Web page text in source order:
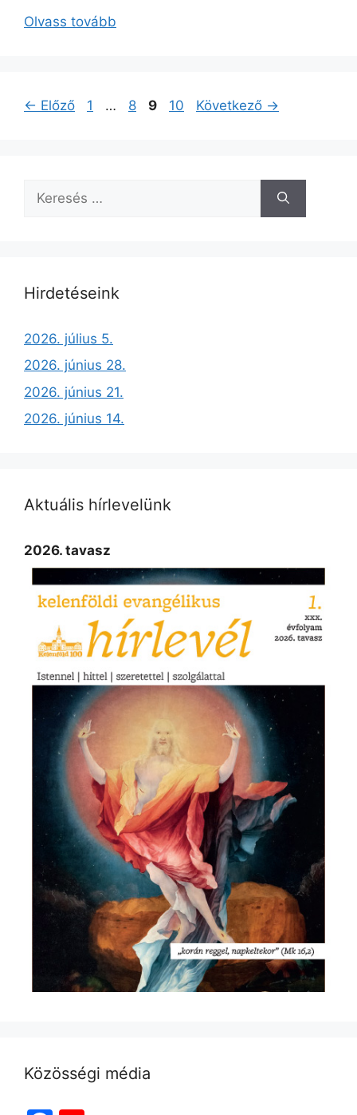
Olvass tovább
← Előző 1 … 8 9 10 Következő →
Hirdetéseink
2026. július 5.
2026. június 28.
2026. június 21.
2026. június 14.
Aktuális hírlevelünk
2026. tavasz
Közösségi média